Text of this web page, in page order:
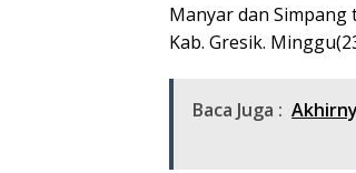
Manyar dan Simpang
Kab. Gresik.
Baca Juga :